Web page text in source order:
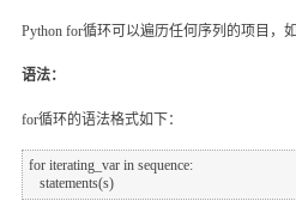
Python for循环可以遍历任何序列的项目，
语法：
for循环的语法格式如下：
for iterating_var in sequence: